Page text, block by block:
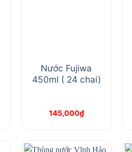
Nước Fujiwa
450ml ( 24 chai)
145,000₫